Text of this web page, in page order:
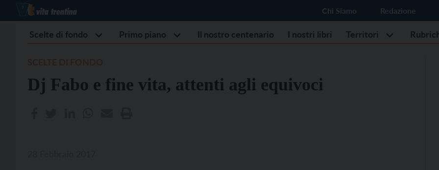
Chi Siamo Redazione
Scelte di fondo Primo piano Il nostro centenario I nostri libri Territori
Dj Fabo e fine vita, attenti agli equivoci